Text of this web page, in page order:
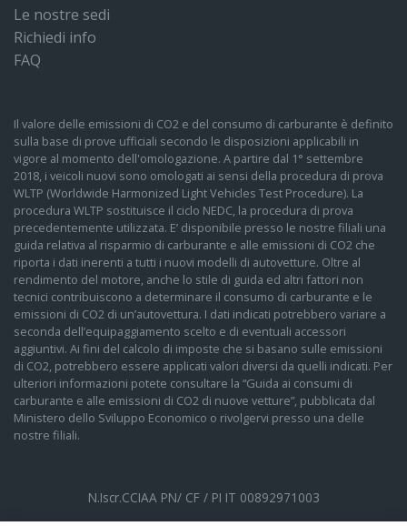
Le nostre sedi
Richiedi info
FAQ
Il valore delle emissioni di CO2 e del consumo di carburante è definito
sulla base di prove ufficiali secondo le disposizioni applicabili in
vigore al momento dell'omologazione. A partire dal 1° settembre
2018, i veicoli nuovi sono omologati ai sensi della procedura di prova
WLTP (Worldwide Harmonized Light Vehicles Test Procedure). La
procedura WLTP sostituisce il ciclo NEDC, la procedura di prova
precedentemente utilizzata. E’ disponibile presso le nostre filiali una
guida relativa al risparmio di carburante e alle emissioni di CO2 che
riporta i dati inerenti a tutti i nuovi modelli di autovetture. Oltre al
rendimento del motore, anche lo stile di guida ed altri fattori non
tecnici contribuiscono a determinare il consumo di carburante e le
emissioni di CO2 di un’autovettura. I dati indicati potrebbero variare a
seconda dell’equipaggiamento scelto e di eventuali accessori
aggiuntivi. Ai fini del calcolo di imposte che si basano sulle emissioni
di CO2, potrebbero essere applicati valori diversi da quelli indicati. Per
ulteriori informazioni potete consultare la “Guida ai consumi di
carburante e alle emissioni di CO2 di nuove vetture”, pubblicata dal
Ministero dello Sviluppo Economico o rivolgervi presso una delle
nostre filiali.
N.Iscr.CCIAA PN/ CF / PI IT 00892971003